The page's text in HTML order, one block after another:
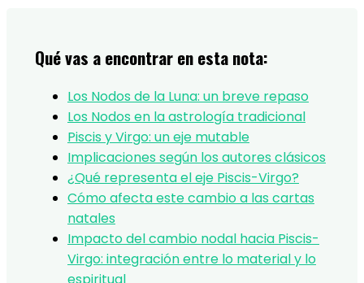
Qué vas a encontrar en esta nota:
Los Nodos de la Luna: un breve repaso
Los Nodos en la astrología tradicional
Piscis y Virgo: un eje mutable
Implicaciones según los autores clásicos
¿Qué representa el eje Piscis-Virgo?
Cómo afecta este cambio a las cartas
natales
Impacto del cambio nodal hacia Piscis-
Virgo: integración entre lo material y lo